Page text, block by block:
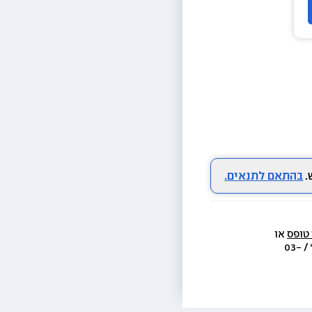
בהתאם לתנאים.
טופס
  או בת.ד 438 ראשון לציון או בטל׳  3733* / 03-